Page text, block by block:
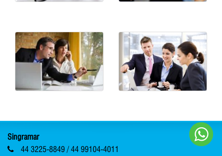
Singramar
44 3225-8849 / 44 99104-4011